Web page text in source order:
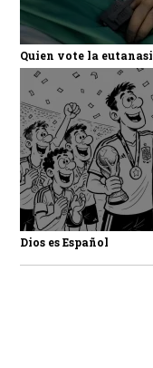
Quien vote la
Dios es Español